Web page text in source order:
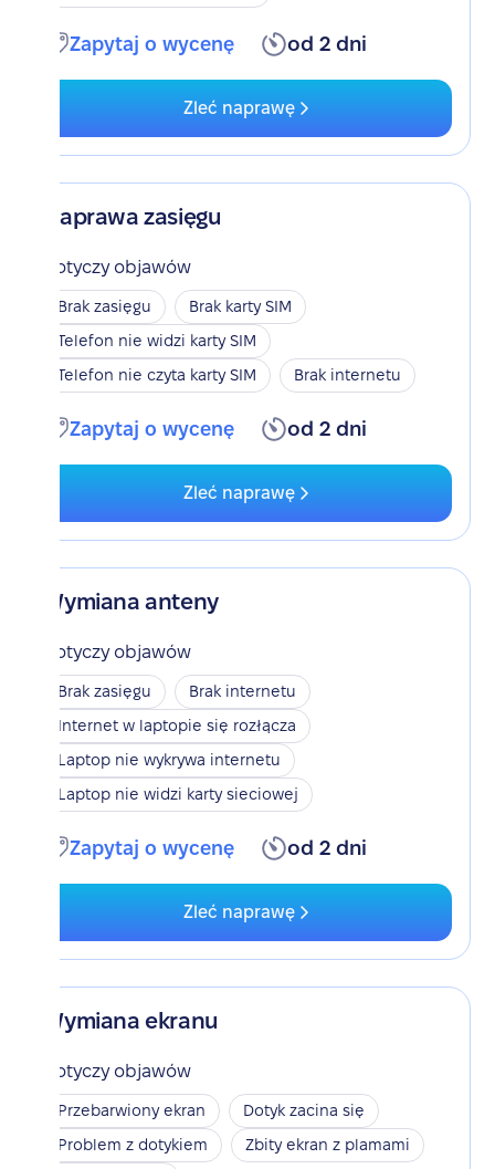
Zapytaj o wycenę od 2 dni
Zleć naprawę
Naprawa zasięgu
Dotyczy objawów
Brak zasięgu
Brak karty SIM
Telefon nie widzi karty SIM
Telefon nie czyta karty SIM
Brak internetu
Zapytaj o wycenę od 2 dni
Zleć naprawę
Wymiana anteny
Dotyczy objawów
Brak zasięgu
Brak internetu
Internet w laptopie się rozłącza
Laptop nie wykrywa internetu
Laptop nie widzi karty sieciowej
Zapytaj o wycenę od 2 dni
Zleć naprawę
Wymiana ekranu
Dotyczy objawów
Przebarwiony ekran
Dotyk zacina się
Problem z dotykiem
Zbity ekran z plamami